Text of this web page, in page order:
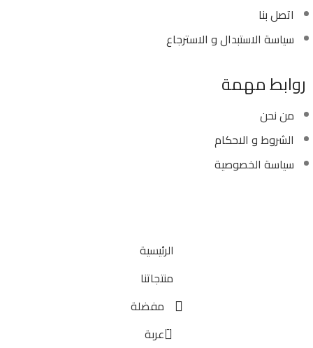
اتصل بنا
سياسة الاستبدال و الاسترجاع
روابط مهمة
من نحن
الشروط و الاحكام
سياسة الخصوصية
الرئيسية
منتجاتنا
مفضلة
0 عربة